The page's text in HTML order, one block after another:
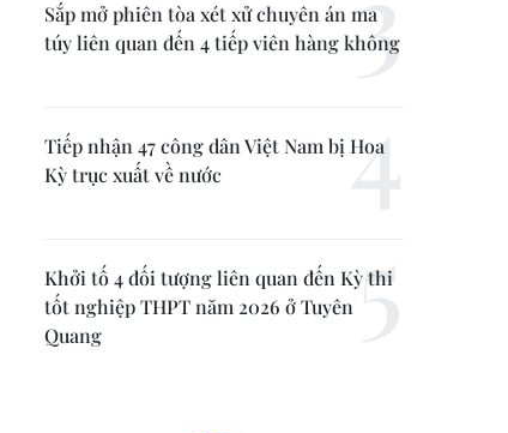
Sắp mở phiên tòa xét xử chuyên án ma
túy liên quan đến 4 tiếp viên hàng không
Tiếp nhận 47 công dân Việt Nam bị Hoa
Kỳ trục xuất về nước
Khởi tố 4 đối tượng liên quan đến Kỳ thi
tốt nghiệp THPT năm 2026 ở Tuyên
Quang